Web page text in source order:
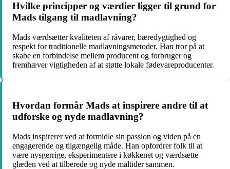
Hvilke principper og værdier ligger til grund for
Mads tilgang til madlavning?
Mads værdsætter kvaliteten af ​​råvarer, bæredygtighed og
respekt for traditionelle madlavningsmetoder. Han tror på at
skabe en forbindelse mellem producent og forbruger og
fremhæver vigtigheden af at støtte lokale fødevareproducenter.
Hvordan formår Mads at inspirere andre til at
udforske og nyde madlavning?
Mads inspirerer ved at formidle sin passion og viden på en
engagerende og tilgængelig måde. Han opfordrer folk til at
være nysgerrige, eksperimentere i køkkenet og værdsætte
glæden ved at tilberede og nyde måltider sammen.